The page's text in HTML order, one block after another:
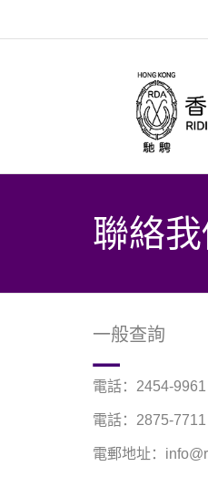
聯絡我
一般查詢
電話：2454-
電話：2875-
電郵地址：